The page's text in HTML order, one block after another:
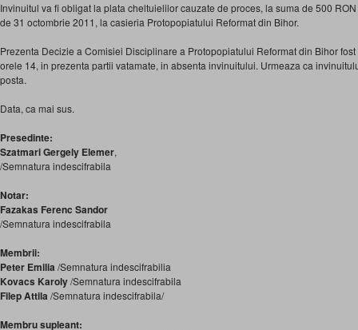
Invinuitul va fi obligat la plata cheltuielilor cauzate de proces, la suma de 500
de 31 octombrie 2011, la casieria Protopopiatului Reformat din Bihor.
Prezenta Decizie a Comisiei Disciplinare a Protopopiatului Reformat din Bihor
orele 14, in prezenta partii vatamate, in absenta invinuitului. Urmeaza ca
posta.
Data, ca mai sus.
Presedinte:
Szatmari Gergely Elemer,
/Semnatura indescifrabila
Notar:
Fazakas Ferenc Sandor
/Semnatura indescifrabila
Membrii:
Peter Emilia /Semnatura indescifrabilia
Kovacs Karoly/Semnatura indescifrabila
Filep Attila /Semnatura indescifrabila/
Membru supleant: